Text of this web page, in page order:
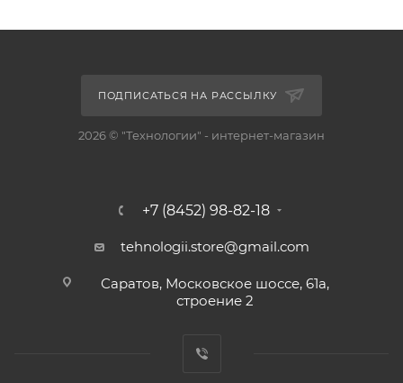
ПОДПИСАТЬСЯ НА РАССЫЛКУ
2026 © "Технологии" - интернет-магазин
+7 (8452) 98-82-18
tehnologii.store@gmail.com
Саратов, Московское шоссе, 61а,
строение 2